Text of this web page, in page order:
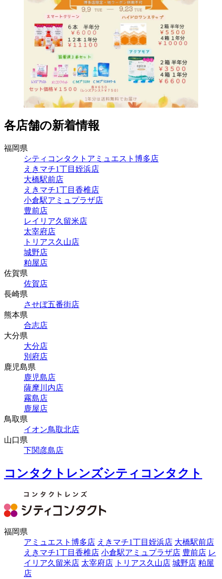
各店舗の新着情報
福岡県
シティコンタクトアミュエスト博多店
えきマチ1丁目姪浜店
大橋駅前店
えきマチ1丁目香椎店
小倉駅アミュプラザ店
豊前店
レイリア久留米店
太宰府店
トリアス久山店
城野店
粕屋店
佐賀県
佐賀店
長崎県
させぼ五番街店
熊本県
合志店
大分県
大分店
別府店
鹿児島県
鹿児島店
薩摩川内店
霧島店
鹿屋店
鳥取県
イオン鳥取北店
山口県
下関彦島店
コンタクトレンズシティコンタクト
福岡県
アミュエスト博多店 えきマチ1丁目姪浜店 大橋駅前店
えきマチ1丁目香椎店 小倉駅アミュプラザ店 豊前店 レ
イリア久留米店 太宰府店 トリアス久山店 城野店 粕屋
店